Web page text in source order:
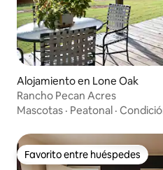
Alojamiento en Lone Oak
Rancho Pecan Acres
Mascotas · Peatonal ·
Favorito entre huéspedes
Favorito entre huéspedes